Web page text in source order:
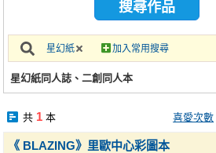
會員中心
註冊會員
星幻紙 加入常用搜尋
星幻紙同人誌、二創同人本
共 1本 喜愛次數
《 BLAZING》里歐中心彩圖本